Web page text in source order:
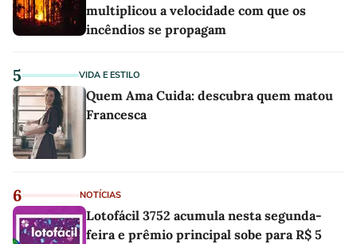
multiplicou a velocidade com que os
incêndios se propagam
5 VIDA E ESTILO
Quem Ama Cuida: descubra quem matou
Francesca
6 NOTÍCIAS
Lotofácil 3752 acumula nesta segunda-
feira e prêmio principal sobe para R$ 5